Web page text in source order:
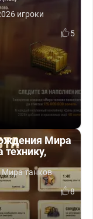
игроки
5
Мира
технику,
танков
8